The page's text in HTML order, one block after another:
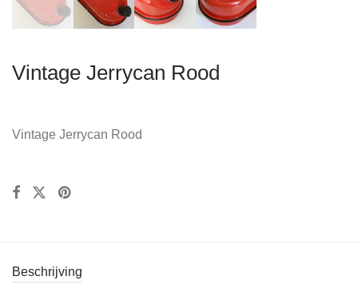
Vintage Jerrycan Rood
Vintage Jerrycan Rood
Beschrijving